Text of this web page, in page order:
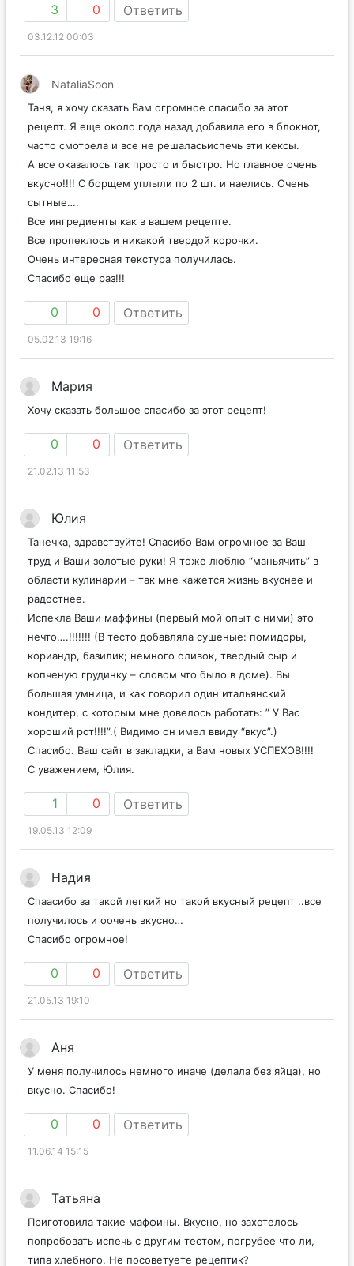
3 0 Ответить
03.12.12 00:03
NataliaSoon
Таня, я хочу сказать Вам огромное спасибо за этот
рецепт. Я еще около года назад добавила его в блокнот,
часто смотрела и все не решаласьиспечь эти кексы.
А все оказалось так просто и быстро. Но главное очень
вкусно!!!! С борщем уплыли по 2 шт. и наелись. Очень
сытные….
Все ингредиенты как в вашем рецепте.
Все пропеклось и никакой твердой корочки.
Очень интересная текстура получилась.
Спасибо еще раз!!!
0 0 Ответить
05.02.13 19:16
Мария
Хочу сказать большое спасибо за этот рецепт!
0 0 Ответить
21.02.13 11:53
Юлия
Танечка, здравствуйте! Спасибо Вам огромное за Ваш
труд и Ваши золотые руки! Я тоже люблю “маньячить” в
области кулинарии – так мне кажется жизнь вкуснее и
радостнее.
Испекла Ваши маффины (первый мой опыт с ними) это
нечто….!!!!!!! (В тесто добавляла сушеные: помидоры,
кориандр, базилик; немного оливок, твердый сыр и
копченую грудинку – словом что было в доме). Вы
большая умница, и как говорил один итальянский
кондитер, с которым мне довелось работать: ” У Вас
хороший рот!!!!”.( Видимо он имел ввиду “вкус”.)
Спасибо. Ваш сайт в закладки, а Вам новых УСПЕХОВ!!!!
С уважением, Юлия.
1 0 Ответить
19.05.13 12:09
Надия
Спаасибо за такой легкий но такой вкусный рецепт ..все
получилось и оочень вкусно…
Спасибо огромное!
0 0 Ответить
21.05.13 19:10
Аня
У меня получилось немного иначе (делала без яйца), но
вкусно. Спасибо!
0 0 Ответить
11.06.14 15:15
Татьяна
Приготовила такие маффины. Вкусно, но захотелось
попробовать испечь с другим тестом, погрубее что ли,
типа хлебного. Не посоветуете рецептик?